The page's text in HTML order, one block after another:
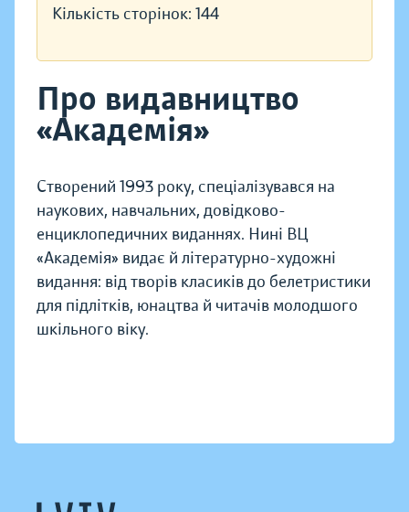
Кількість сторінок: 144
Про видавництво
«Академія»
Створений 1993 року, спеціалізувався на
наукових, навчальних, довідково-
енциклопедичних виданнях. Нині ВЦ
«Академія» видає й літературно-художні
видання: від творів класиків до белетристики
для підлітків, юнацтва й читачів молодшого
шкільного віку.